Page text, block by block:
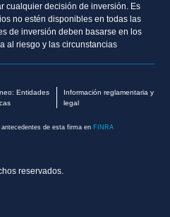
cualquier decisión de inversión. Es
no estén disponibles en todas las
de inversión deben basarse en los
al riesgo y las circunstancias
Entidades
Información reglamentaria y
legal
de esta firma en FINRA
reservados.